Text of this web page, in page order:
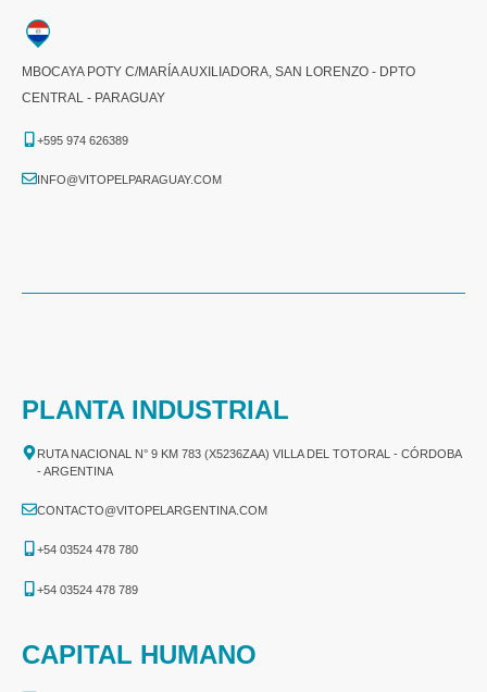
MBOCAYA POTY C/MARÍA AUXILIADORA, SAN LORENZO - DPTO
CENTRAL - PARAGUAY
+595 974 626389
INFO@VITOPELPARAGUAY.COM
PLANTA INDUSTRIAL
RUTA NACIONAL N° 9 KM 783 (X5236ZAA) VILLA DEL TOTORAL - CÓRDOBA
- ARGENTINA
CONTACTO@VITOPELARGENTINA.COM
+54 03524 478 780​
+54 03524 478 789​
CAPITAL HUMANO